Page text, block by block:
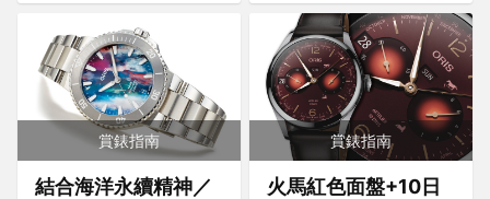
賞錶指南
結合海洋永續精神／
賞錶指南
火馬紅色面盤+10日